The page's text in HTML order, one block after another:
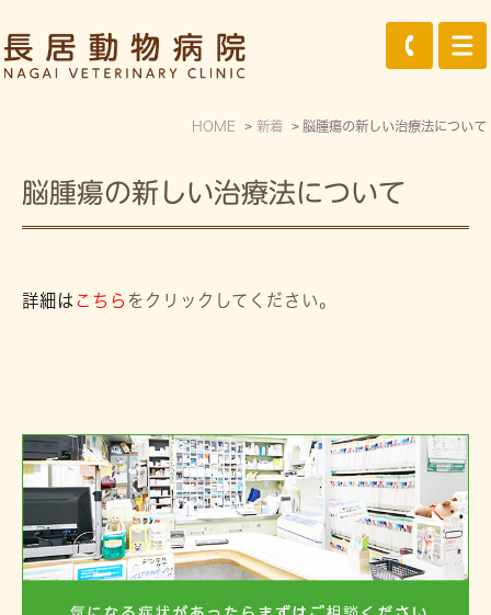
HOME 新着 脳腫瘍の新しい治療法について
脳腫瘍の新しい治療法について
詳細はこちら をクリックしてください。